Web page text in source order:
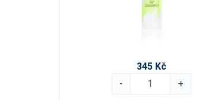
345 Kč
-
+